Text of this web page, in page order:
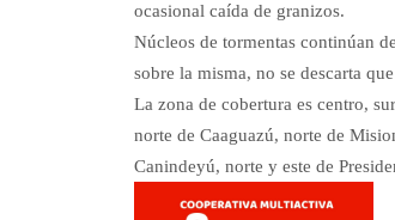
ocasional caída de granizos.
Núcleos de tormentas continúan
sobre la misma, no se descarta
La zona de cobertura es centro,
norte de Caaguazú, norte de
Canindeyú, norte y este de